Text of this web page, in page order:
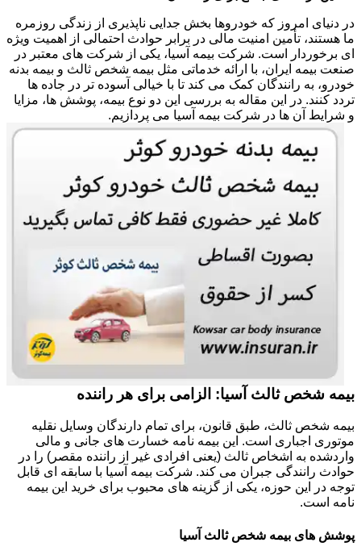
در دنیای امروز که خودروها بخش جدایی ناپذیری از زندگی روزمره
ما هستند، تأمین امنیت مالی در برابر حوادث احتمالی از اهمیت ویژه
ای برخوردار است. شرکت بیمه آسیا، یکی از شرکت های معتبر در
صنعت بیمه ایران، با ارائه خدماتی مثل بیمه شخص ثالث و بیمه بدنه
خودرو، به رانندگان کمک می کند تا با خیالی آسوده تر در جاده ها
تردد کنند. در این مقاله به بررسی این دو نوع بیمه، پوشش ها، مزایا
و شرایط آن ها در شرکت بیمه آسیا می پردازیم.
بیمه شخص ثالث آسیا: الزامی برای هر راننده
بیمه شخص ثالث، طبق قانون، برای تمام دارندگان وسایل نقلیه
موتوری اجباری است. این بیمه نامه خسارت های جانی و مالی
واردشده به اشخاص ثالث (یعنی افرادی غیر از راننده مقصر) را در
حوادث رانندگی جبران می کند. شرکت بیمه آسیا با سابقه ای قابل
توجه در این حوزه، یکی از گزینه های محبوب برای خرید این بیمه
نامه است.
پوشش های بیمه شخص ثالث آسیا